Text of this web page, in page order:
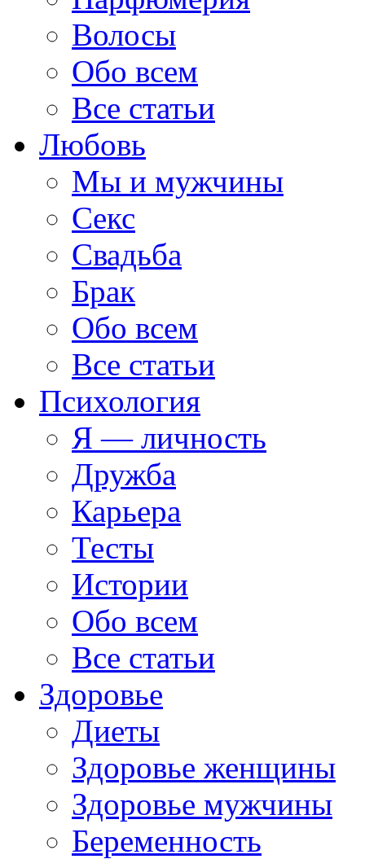
Волосы
Обо всем
Все статьи
Любовь
Мы и мужчины
Секс
Свадьба
Брак
Обо всем
Все статьи
Психология
Я — личность
Дружба
Карьера
Тесты
Истории
Обо всем
Все статьи
Здоровье
Диеты
Здоровье женщины
Здоровье мужчины
Беременность